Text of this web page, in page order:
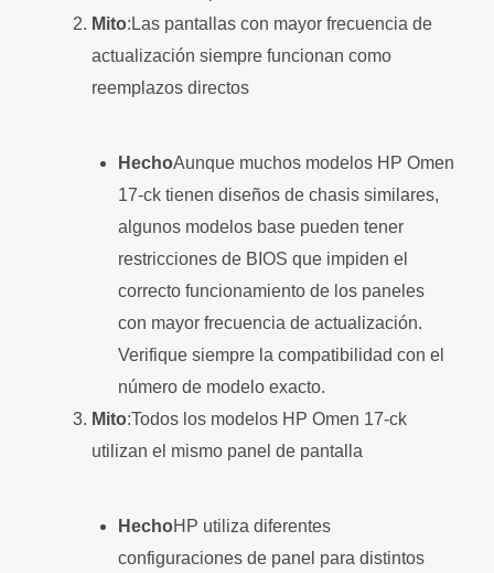
Mito:Las pantallas con mayor frecuencia de
actualización siempre funcionan como
reemplazos directos
HechoAunque muchos modelos HP Omen
17-ck tienen diseños de chasis similares,
algunos modelos base pueden tener
restricciones de BIOS que impiden el
correcto funcionamiento de los paneles
con mayor frecuencia de actualización.
Verifique siempre la compatibilidad con el
número de modelo exacto.
Mito:Todos los modelos HP Omen 17-ck
utilizan el mismo panel de pantalla
HechoHP utiliza diferentes
configuraciones de panel para distintos